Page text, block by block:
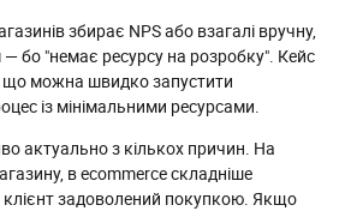
збирає NPS або взагалі вручну,
— бо "немає ресурсу на розробку". Кейс
що можна швидко запустити
із мінімальними ресурсами.
актуально з кількох причин. На
в ecommerce складніше
клієнт задоволений покупкою. Якщо